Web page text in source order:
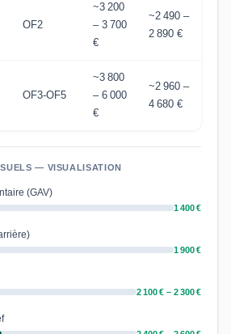
OF2
~3 200
– 3 700
€
~2 490 –
2 890 €
OF3-OF5
~3 800
– 6 000
€
~2 960 –
4 680 €
— VISUALISATION
(GAV)
1 400 €
1 900 €
2 100 € – 2 300 €